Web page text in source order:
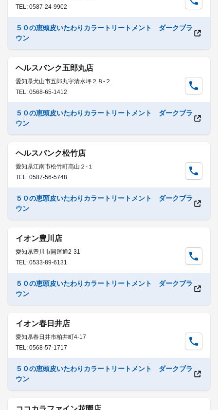
TEL: 0587-24-9902
５０の恵頭皮いたわりカラートリートメント ダークブラ
ウン
ヘルスバンク五郎丸店
愛知県犬山市五郎丸字清水坪２８-２
TEL: 0568-65-1412
５０の恵頭皮いたわりカラートリートメント ダークブラ
ウン
ヘルスバンク松竹店
愛知県江南市松竹町高山２-１
TEL: 0587-56-5748
５０の恵頭皮いたわりカラートリートメント ダークブラ
ウン
イオン豊川店
愛知県豊川市開運通2-31
TEL: 0533-89-6131
５０の恵頭皮いたわりカラートリートメント ダークブラ
ウン
イオン春日井店
愛知県春日井市柏井町4-17
TEL: 0568-57-1717
５０の恵頭皮いたわりカラートリートメント ダークブラ
ウン